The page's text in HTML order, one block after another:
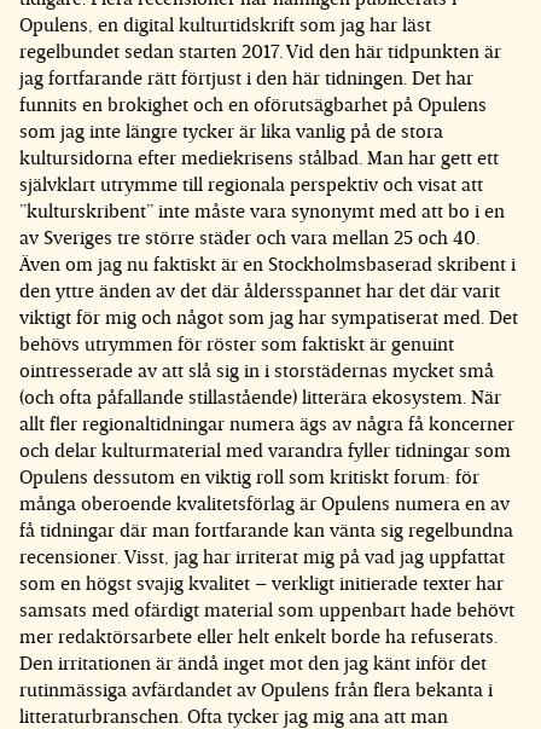
Opulens, en digital kulturtidskrift som jag har läst
regelbundet sedan starten 2017. Vid den här tidpunkten är
jag fortfarande rätt förtjust i den här tidningen. Det har
funnits en brokighet och en oförutsägbarhet på Opulens
som jag inte längre tycker är lika vanlig på de stora
kultursidorna efter mediekrisens stålbad. Man har gett ett
självklart utrymme till regionala perspektiv och visat att
”kulturskribent” inte måste vara synonymt med att bo i en
av Sveriges tre större städer och vara mellan 25 och 40.
Även om jag nu faktiskt är en Stockholmsbaserad skribent i
den yttre änden av det där åldersspannet har det där varit
viktigt för mig och något som jag har sympatiserat med. Det
behövs utrymmen för röster som faktiskt är genuint
ointresserade av att slå sig in i storstädernas mycket små
(och ofta påfallande stillastående) litterära ekosystem. När
allt fler regionaltidningar numera ägs av några få koncerner
och delar kulturmaterial med varandra fyller tidningar som
Opulens dessutom en viktig roll som kritiskt forum: för
många oberoende kvalitetsförlag är Opulens numera en av
få tidningar där man fortfarande kan vänta sig regelbundna
recensioner. Visst, jag har irriterat mig på vad jag uppfattat
som en högst svajig kvalitet – verkligt initierade texter har
samsats med ofärdigt material som uppenbart hade behövt
mer redaktörsarbete eller helt enkelt borde ha refuserats.
Den irritationen är ändå inget mot den jag känt inför det
rutinmässiga avfärdandet av Opulens från flera bekanta i
litteraturbranschen. Ofta tycker jag mig ana att man